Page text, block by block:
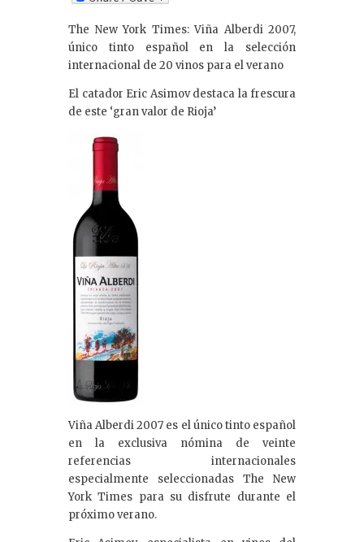
k
e
dI
n
The New York Times: Viña Alberdi 2007,
único tinto español en la selección
internacional de 20 vinos para el verano
El catador Eric Asimov destaca la frescura
de este ‘gran valor de Rioja’
Viña Alberdi 2007 es el único tinto español
en la exclusiva nómina de veinte
referencias internacionales
especialmente seleccionadas The New
York Times para su disfrute durante el
próximo verano.